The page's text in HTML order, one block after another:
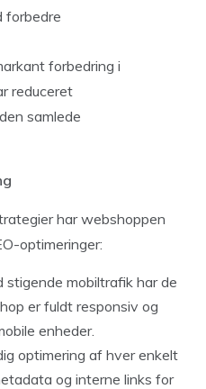
forbedre
forbedring i
reduceret
samlede
har webshoppen
optimeringer:
stigende mobiltrafik har de
er fuldt responsiv og
enheder.
optimering af hver enkelt
og interne links for